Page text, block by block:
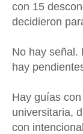
con 15
decidieron
No hay señal.
hay
Hay guías
universitaria,
con